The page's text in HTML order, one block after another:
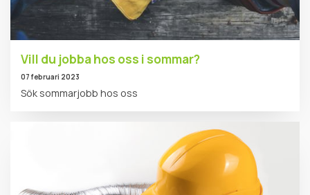
Vill du jobba hos oss i sommar?
07 februari 2023
Sök sommarjobb hos oss